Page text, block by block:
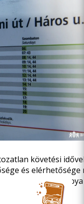
követési
és elérhetősége
mint eddig. A